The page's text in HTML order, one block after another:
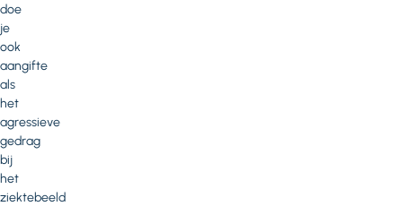
doe
je
ook
aangifte
als
het
agressieve
gedrag
bij
het
ziektebeeld